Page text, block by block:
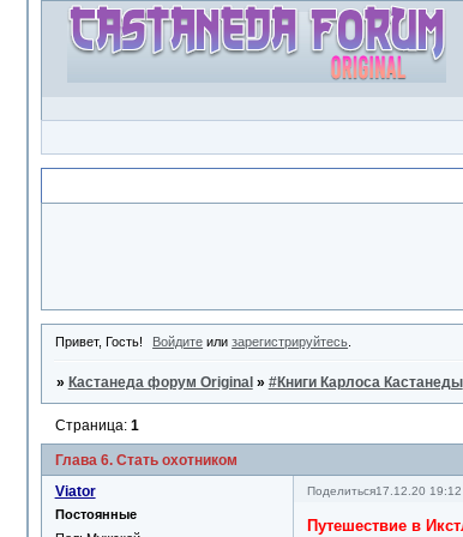
Привет, Гость! Войдите илизарегистрируйтесь
» Кастанеда форум Original » #Книги Карлоса Кастанеды
Глава 6. Стать охотником
Страница: 1
Поделиться17.12.20 19:12
Viator
Постоянные
Путешествие в